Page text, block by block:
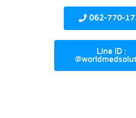
062-770-
Line ID :